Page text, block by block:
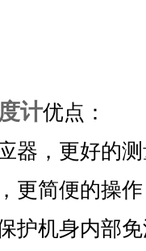
计优点：
器，更好的
更简便的操作
护机身内部